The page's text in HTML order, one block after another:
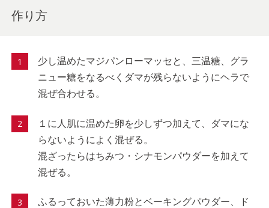
作り方
少し温めたマジパンローマッセと、三温糖、グラ
ニュー糖をなるべくダマが残らないようにヘラで
混ぜ合わせる。
１に人肌に温めた卵を少しずつ加えて、ダマにな
らないようによく混ぜる。
混ざったらはちみつ・シナモンパウダーを加えて
混ぜる。
ふるっておいた薄力粉とベーキングパウダー、ド